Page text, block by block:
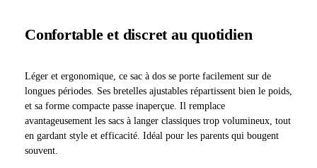
Confortable et discret au quotidien
Léger et ergonomique, ce sac à dos se porte facilement sur de
longues périodes. Ses bretelles ajustables répartissent bien le poids,
et sa forme compacte passe inaperçue. Il remplace
avantageusement les sacs à langer classiques trop volumineux, tout
en gardant style et efficacité. Idéal pour les parents qui bougent
souvent.